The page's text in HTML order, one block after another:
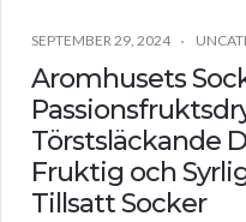
SEPTEMBER 29, 2024
Aromhusets
Törstsläckande
Fruktig och
Tillsatt Socker